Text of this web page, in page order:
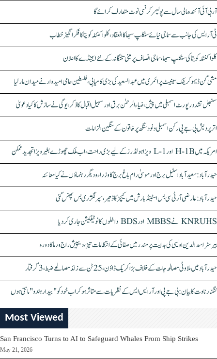
آر بی آئی آئندہ مالی سال سے پولیمر کرنسی نوٹ متعارف کرائے گا
ٹی آر ایس کی جانب سے سماجی نیائے سنکلپ سبھا کا انعقاد، کلواکنٹلہ کویتا کا فکر انگیز خطاب
کلواکنٹلہ کویتا کی سنکلپ سبھا، سماجی انصاف پر مبنی تلنگانہ کے نئے ایجنڈے کا اعلان
مشی گن ڈیموکریٹک سینیٹ پرائمری میں عبدالسعید کی بڑی کامیابی، فلسطین حامی امیدوار نے میدان مار لیا
سنبھل تشدد رپورٹ اسمبلی میں پیش، ضیاء الرحمٰن برق اور سہیل اقبال کا ذکر، یوگی نے سازش کا کیا دعویٰ
اتر پردیش بی جے پی رکن اسمبلی ونود سنگھ پر خاتون کے سنگین الزامات
امریکہ میں H-1B اور L-1 ویزا ہولڈرز کے لیے بڑی راحت، اب ملک چھوڑے بغیر ویزا تجدید ممکن
حیدرآباد: سعیدآباد اسٹیل برج اور موسیٰ رام باغ برج کا وزراء و دیگر رہنماؤں نے کیا معائنہ
حیدرآباد: عارضی آر ٹی سی بس اسٹینڈ بارش میں کیچڑ کا ڈھیر، سپر لگژری بس پھنس گئی
KNRUHS نے MBBS اور BDS داخلوں کا نوٹیفکیشن جاری کر دیا
بیرسٹر اسدالدین اویسی کی ہدایت پر مندر میں صفائی کے انتظامات تیز، دیپیش راج ورما کا دورہ
حیدرآباد میں ملاوٹی مصالحہ جات کے خلاف بڑا کریک ڈاؤن، 25 ٹن سے زائد مصالحے ضبط، 3 گرفتار
کنگنا رناوت کا بیان: بی جے پی اور آر ایس ایس کے نظریات سے متاثر ہو کر اب خود کو "بیدار ہندو" مانتی ہوں
Most Viewed
San Francisco Turns to AI to Safeguard Whales From Ship Strikes
May 21, 2026